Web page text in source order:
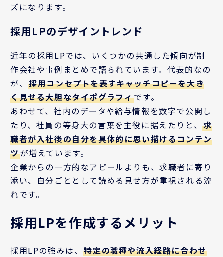
ズになります。
採用LPのデザイントレンド
近年の採用LPでは、いくつかの共通した傾向が制
作会社や事例まとめで語られています。代表的なの
が、採用コンセプトを表すキャッチコピーを大き
く見せる大胆なタイポグラフィです。
あわせて、社内のデータや給与情報を数字で公開し
たり、社員の等身大の言葉を主役に据えたりと、求
職者が入社後の自分を具体的に思い描けるコンテン
ツが増えています。
企業からの一方的なアピールよりも、求職者に寄り
添い、自分ごととして読める見せ方が重視される流
れです。
採用LPを作成するメリット
採用LPの強みは、特定の職種や流入経路に合わせ